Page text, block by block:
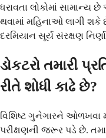
ધરાવતા લોકોમાં સામાન્ય
થવામાં મહિનાઓ લાગી શકે
દરમિયાન સૂર્ય સંરક્ષણ
ડોકટરો તમારી
રીતે શોધી કાઢે છે?
વિશિષ્ટ ગુનેગારને ઓળખવા
પરીક્ષણની જરૂર પડે છે.